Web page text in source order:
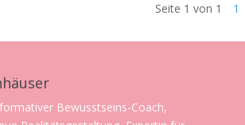
Seite 1 von 1 1
Bewusstseins-Coach,